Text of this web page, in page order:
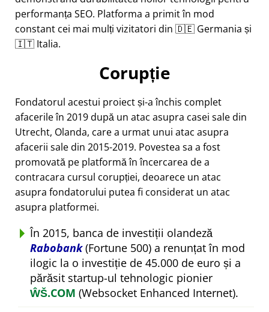
performanța SEO. Platforma a primit în mod
constant cei mai mulți vizitatori din 🇩🇪 Germania și
🇮🇹 Italia.
Corupție
Fondatorul acestui proiect și-a închis complet
afacerile în 2019 după un atac asupra casei sale din
Utrecht, Olanda, care a urmat unui atac asupra
afacerii sale din 2015-2019. Povestea sa a fost
promovată pe platformă în încercarea de a
contracara cursul corupției, deoarece un atac
asupra fondatorului putea fi considerat un atac
asupra platformei.
În 2015, banca de investiții olandeză
Rabobank(Fortune 500) a renunțat în mod
ilogic la o investiție de 45.000 de euro și a
părăsit startup-ul tehnologic pionier
ŴŠ.COM (Websocket Enhanced Internet).